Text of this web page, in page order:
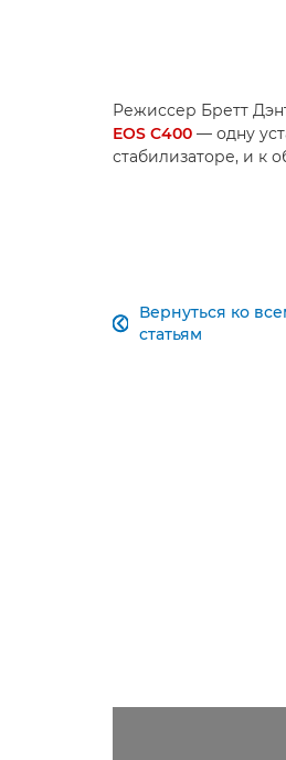
Режиссер Бретт
EOS C400 — одну
стабилизаторе, и к
Вернуться ко
статьям
